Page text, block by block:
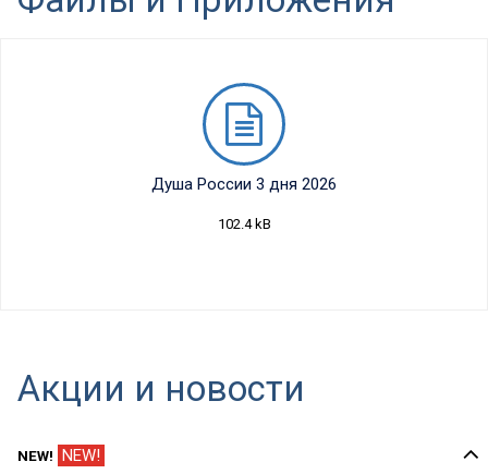
Душа России 3 дня 2026
102.4 kB
Акции и новости
NEW! NEW!